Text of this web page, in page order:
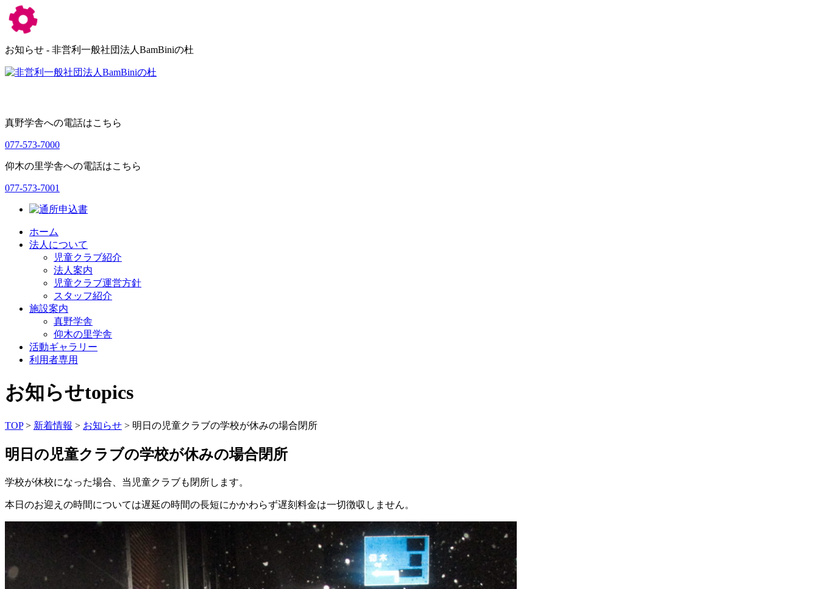
お知らせ - 非営利一般社団法人BamBiniの杜
真野学舎への電話はこちら
077-573-7000
仰木の里学舎への電話はこちら
077-573-7001
ホーム
法人について
児童クラブ紹介
法人案内
児童クラブ運営方針
スタッフ紹介
施設案内
真野学舎
仰木の里学舎
活動ギャラリー
利用者専用
お知らせtopics
TOP> 新着情報 > お知らせ > 明日の児童クラブの学校が休みの場合閉所
明日の児童クラブの学校が休みの場合閉所
学校が休校になった場合、当児童クラブも閉所します。
本日のお迎えの時間については遅延の時間の長短にかかわらず遅刻料金は一切徴収しません。